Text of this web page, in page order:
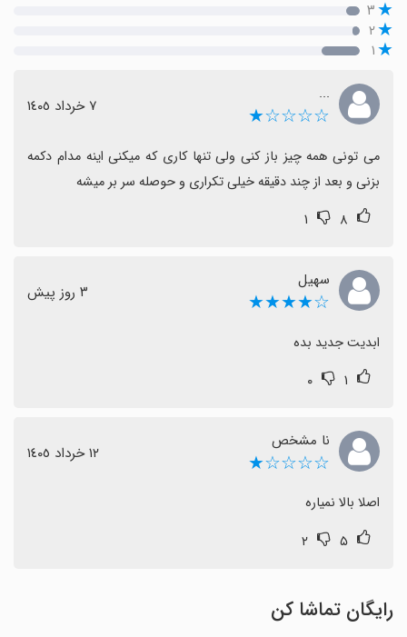
۳
۲
۱
...
☆☆☆☆★ ٧ خرداد ١٤٠٥
بزنی و بعد از چند دقیقه خیلی تکراری و حوصله سر بر میشه
۸ ۱
سهيل
☆★★★★ ٣ روز پیش
ابدیت جدید بده
۱ ۰
نا مشخص
☆☆☆☆★ ١٢ خرداد ١٤٠٥
اصلا بالا نمیاره
۵ ۲
رایگان تماشا کن